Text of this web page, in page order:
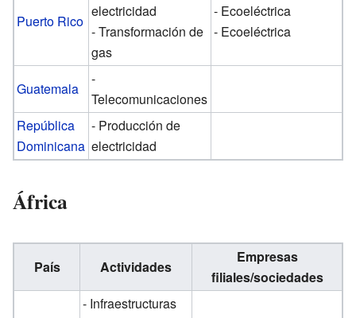
Puerto Rico
electricidad
- Transformación de
gas
- Ecoeléctrica
- Ecoeléctrica
Guatemala
-
Telecomunicaciones
República
Dominicana
- Producción de
electricidad
África
País Actividades
Empresas
filiales/sociedades
- Infraestructuras